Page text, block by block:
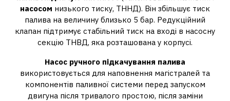
насосом низького тиску, ТННД). Він збільшує тиск
палива на величину близько 5 бар. Редукційний
клапан підтримує стабільний тиск на вході в насосну
секцію ТНВД, яка розташована у корпусі.
Насос ручного підкачування палива
використовується для наповнення магістралей та
компонентів паливної системи перед запуском
двигуна після тривалого простою, після заміни